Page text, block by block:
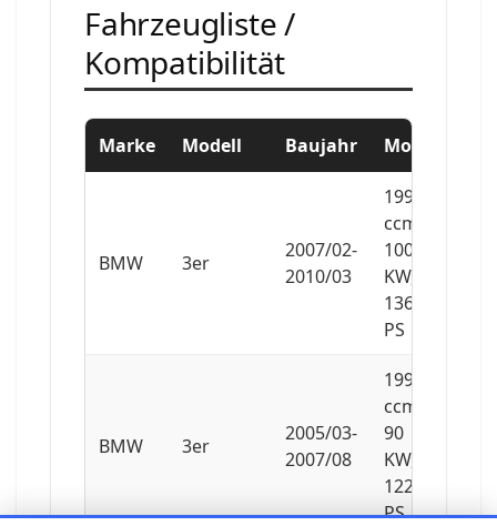
Fahrzeugliste /
Kompatibilität
Marke Modell Baujahr Motor
BMW 3er
2007/02-
2010/03
1995
ccm,
100
KW,
136
PS
BMW 3er
2005/03-
2007/08
1995
ccm,
90
KW,
122
PS